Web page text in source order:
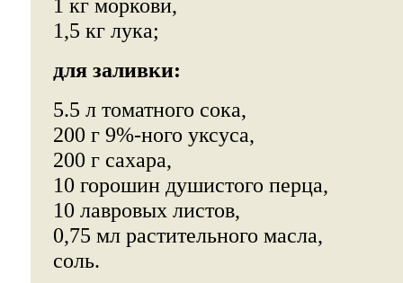
1 кг моркови,
1,5 кг лука;
для заливки:
5.5 л томатного сока,
200 г 9%-ного уксуса,
200 г сахара,
10 горошин душистого перца,
10 лавровых листов,
0,75 мл растительного масла,
соль.